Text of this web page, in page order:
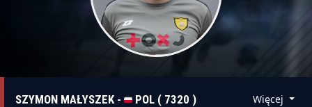
SZYMON MAŁYSZEK - POL ( 7320 ) Więcej